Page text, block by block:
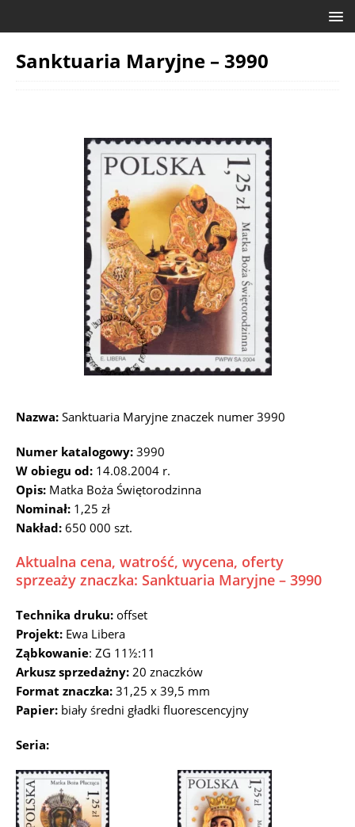
Sanktuaria Maryjne – 3990
Nazwa: Sanktuaria Maryjne znaczek numer 3990
Numer katalogowy: 3990
W obiegu od: 14.08.2004 r.
Opis: Matka Boża Świętorodzinna
Nominał: 1,25 zł
Nakład: 650 000 szt.
Aktualna cena, watrość, wycena, oferty
sprzeaży znaczka: Sanktuaria Maryjne – 3990
Technika druku: offset
Projekt: Ewa Libera
Ząbkowanie: ZG 11½:11
Arkusz sprzedażny: 20 znaczków
Format znaczka: 31,25 x 39,5 mm
Papier: biały średni gładki fluorescencyjny
Seria: